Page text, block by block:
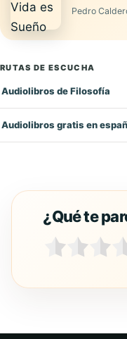
Pedro
RUTAS DE ESCUCHA
Audiolibros de Filosofía
Audiolibros gratis en